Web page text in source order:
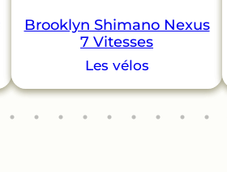
Brooklyn Shimano Nexus
7 Vitesses
Les vélos